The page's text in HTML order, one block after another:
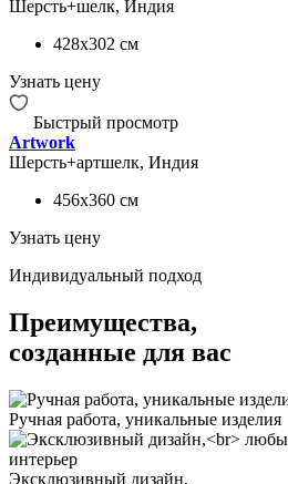
Шерсть+шелк, Индия
428x302 см
Узнать цену
Быстрый просмотр
Artwork
Шерсть+артшелк, Индия
456x360 см
Узнать цену
Индивидуальный подход
Преимущества,
созданные для вас
Ручная работа, уникальные изделия
Эксклюзивный дизайн,